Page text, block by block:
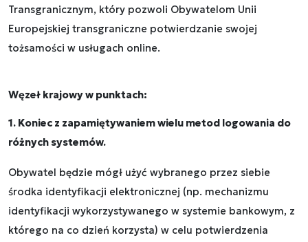
Transgranicznym, który pozwoli Obywatelom Unii
Europejskiej transgraniczne potwierdzanie swojej
tożsamości w usługach online.
Węzeł krajowy w punktach:
1. Koniec z zapamiętywaniem wielu metod logowania do
różnych systemów.
Obywatel będzie mógł użyć wybranego przez siebie
środka identyfikacji elektronicznej (np. mechanizmu
identyfikacji wykorzystywanego w systemie bankowym, z
którego na co dzień korzysta) w celu potwierdzenia